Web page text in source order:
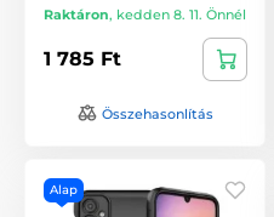
Raktáron, kedden 8. 11. Önnél
1 785 Ft
Összehasonlítás
Alap